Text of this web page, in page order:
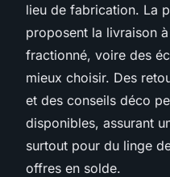
lieu de fabrication. La
proposent la livraison
fractionné, voire des
mieux choisir. Des
et des conseils déco
disponibles, assurant
surtout pour du linge
offres en solde.